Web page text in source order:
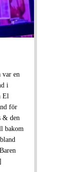
var en
i
El
för
& den
bakom